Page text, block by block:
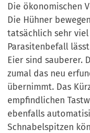
Die ökonomischen
Die Hühner
tatsächlich sehr
Parasitenbefall
Eier sind sauberer.
zumal das neu
übernimmt. Das
empfindlichen
ebenfalls
Schnabelspitzen